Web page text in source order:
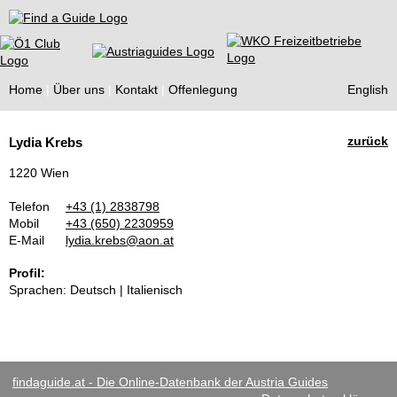
Find a Guide
Home Über uns Kontakt Offenlegung English
Guides
zurück
Lydia Krebs
1220 Wien
Telefon
+43 (1) 2838798
Mobil
+43 (650) 2230959
E-Mail
lydia.krebs@aon.at
Profil:
Sprachen: Deutsch | Italienisch
findaguide.at - Die Online-Datenbank der Austria Guides